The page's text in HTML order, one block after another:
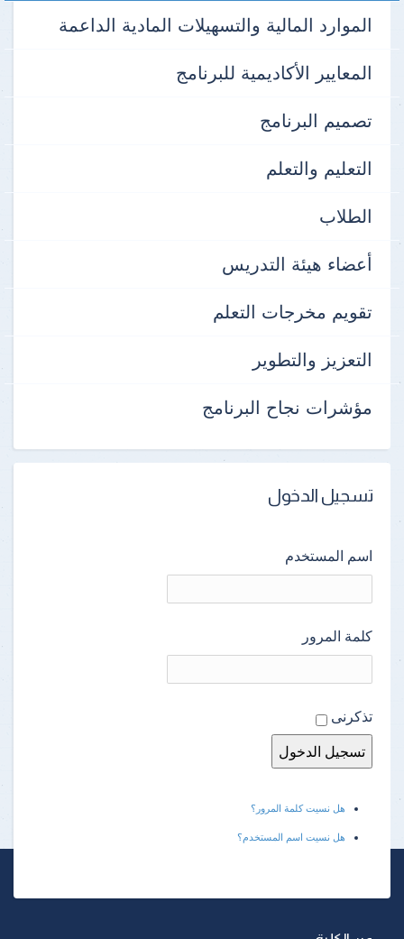
الموارد المالية والتسهيلات المادية الداعمة
المعايير الأكاديمية للبرنامج
تصميم البرنامج
التعليم والتعلم
الطلاب
أعضاء هيئة التدريس
تقويم مخرجات التعلم
التعزيز والتطوير
مؤشرات نجاح البرنامج
تسجيل الدخول
اسم المستخدم
كلمة المرور
تذكرنى
هل نسيت كلمة المرور؟
هل نسيت اسم المستخدم؟